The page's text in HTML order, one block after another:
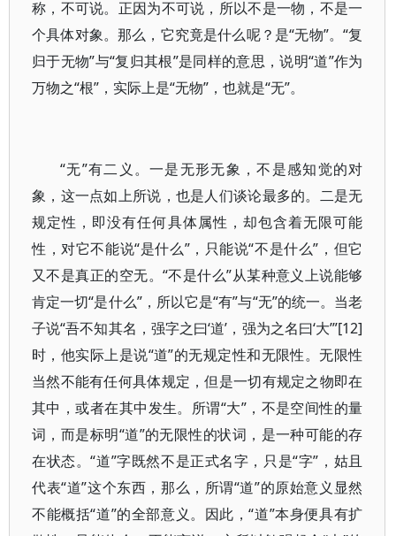
称，不可说。正因为不可说，所以不是一物，不是一
个具体对象。那么，它究竟是什么呢？是“无物”。“复
归于无物”与“复归其根”是同样的意思，说明“道”作为
万物之“根”，实际上是“无物”，也就是“无”。
“无”有二义。一是无形无象，不是感知觉的对
象，这一点如上所说，也是人们谈论最多的。二是无
规定性，即没有任何具体属性，却包含着无限可能
性，对它不能说“是什么”，只能说“不是什么”，但它
又不是真正的空无。“不是什么”从某种意义上说能够
肯定一切“是什么”，所以它是“有”与“无”的统一。当老
子说“吾不知其名，强字之曰‘道’，强为之名曰‘大’”[12]
时，他实际上是说“道”的无规定性和无限性。无限性
当然不能有任何具体规定，但是一切有规定之物即在
其中，或者在其中发生。所谓“大”，不是空间性的量
词，而是标明“道”的无限性的状词，是一种可能的存
在状态。“道”字既然不是正式名字，只是“字”，姑且
代表“道”这个东西，那么，所谓“道”的原始意义显然
不能概括“道”的全部意义。因此，“道”本身便具有扩